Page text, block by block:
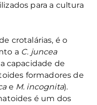
para a cultura
crotalárias, é o
a C. juncea
capacidade de
formadores de
e M. incognita).
é um dos